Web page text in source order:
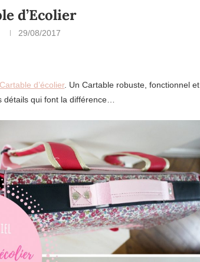
d’Ecolier
29/08/2017
d’écolier. Un Cartable robuste, fonctionnel et
qui font la différence…